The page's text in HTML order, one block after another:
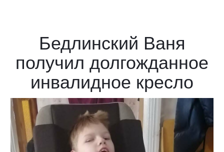
Бедлинский Ваня
получил долгожданное
инвалидное кресло